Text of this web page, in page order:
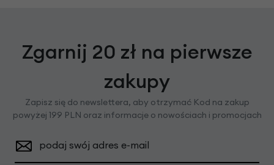
Zgarnij 20 zł na pierwsze
zakupy
Zapisz się do newslettera, aby otrzymać Kod na zakup
powyżej 199 PLN oraz informacje o nowościach i promocjach
podaj swój adres e-mail